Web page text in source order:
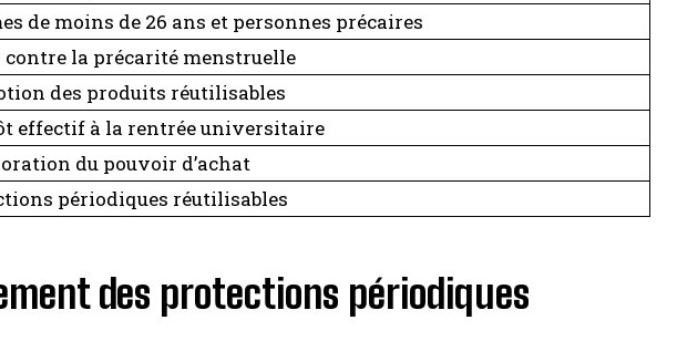
de moins de 26 ans et personnes précaires
contre la précarité menstruelle
des produits réutilisables
effectif à la rentrée universitaire
du pouvoir d’achat
périodiques réutilisables
des protections périodiques